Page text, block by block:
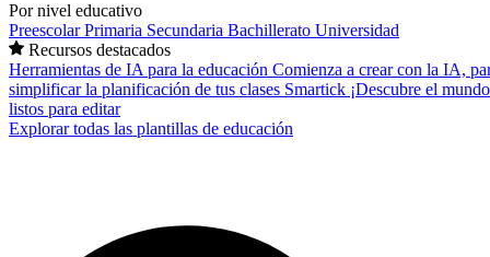
Por nivel educativo
PreescolarPrimaria Secundaria Bachillerato Universidad
Recursos destacados
Herramientas de IA para la educación Comienza a crear con la IA,
simplificar la planificación de tus clases Smartick ¡Descubre el
listos para editar
Explorar todas las plantillas de educación